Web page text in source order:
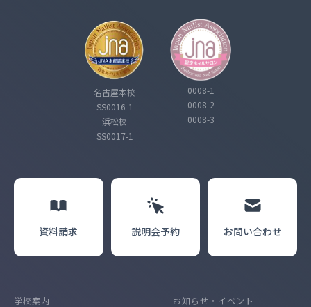
名古屋本校
SS0016-1
浜松校
SS0017-1
0008-1
0008-2
0008-3
資料請求 説明会予約 お問い合わせ
学校案内 お知らせ・イベント